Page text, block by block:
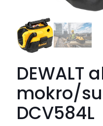
DEWALT
mokro/
DCV584L